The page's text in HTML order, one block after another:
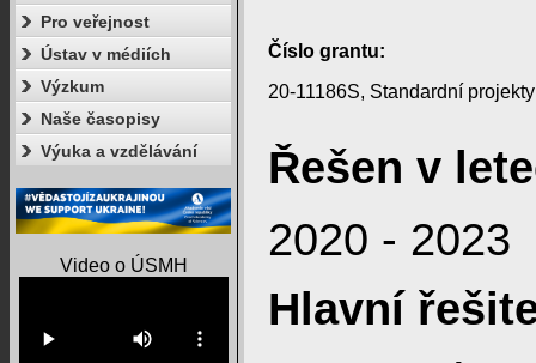
Pro veřejnost
Ústav v médiích
Výzkum
Naše časopisy
Výuka a vzdělávání
Video o ÚSMH
Číslo grantu:
20-11186S, Standardní
Řešen v
2020 - 2023
Hlavní